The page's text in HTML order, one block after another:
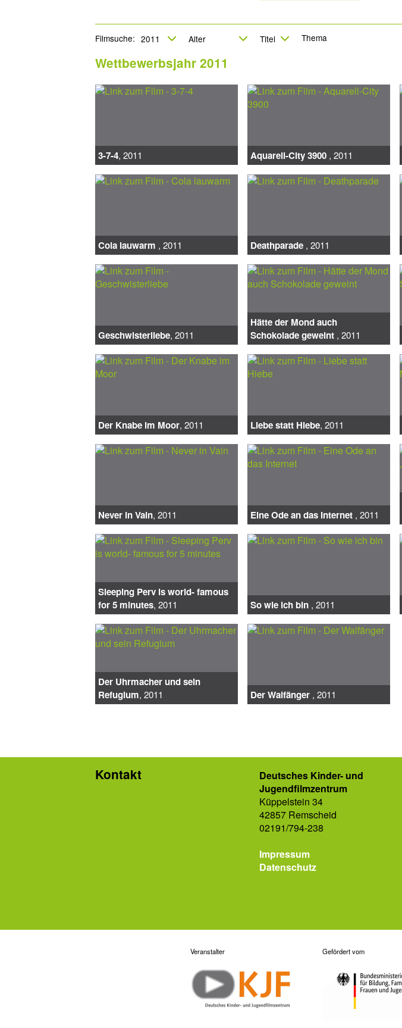
Filmsuche:
Wettbewerbsjahr 2011
3-7-4, 2011 Aquarell-City 3900 , 2011
Cola lauwarm , 2011 Deathparade , 2011
Geschwisterliebe, 2011
Hätte der Mond auch
Schokolade geweint , 2011
Der Knabe im Moor, 2011 Liebe statt Hiebe, 2011
Never in Vain, 2011 Eine Ode an das Internet , 2011
Sleeping Perv is world- famous
for 5 minutes, 2011 So wie ich bin , 2011
Der Uhrmacher und sein
Refugium, 2011 Der Walfänger , 2011
Kontakt
Deutsches Kinder- und
Jugendfilmzentrum
Küppelstein 34
42857 Remscheid
02191/794-238
Impressum
Datenschutz
Veranstalter Gefördert vom